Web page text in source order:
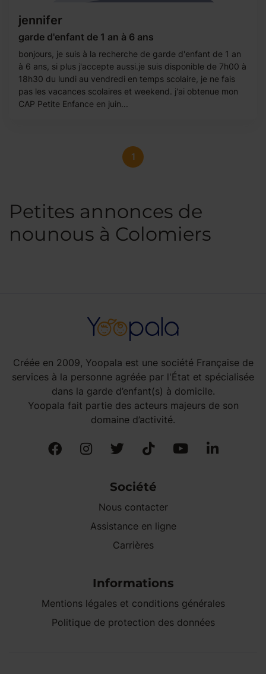
jennifer
garde d'enfant de 1 an à 6 ans
bonjours, je suis à la recherche de garde d'enfant de 1 an
à 6 ans, si plus j'accepte aussi.je suis disponible de 7h00 à
18h30 du lundi au vendredi en temps scolaire, je ne fais
pas les vacances scolaires et weekend. j'ai obtenue mon
CAP Petite Enfance en juin...
1
Petites annonces de
nounous à Colomiers
Créée en 2009, Yoopala est une société Française de
services à la personne agréée par l'État et spécialisée
dans la garde d’enfant(s) à domicile.
Yoopala fait partie des acteurs majeurs de son
domaine d’activité.
Société
Nous contacter
Assistance en ligne
Carrières
Informations
Mentions légales et conditions générales
Politique de protection des données